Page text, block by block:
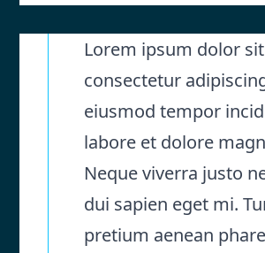
Lorem ipsum dolor
consectetur
eiusmod tempor
labore et dolore
Neque viverra justo
dui sapien eget mi.
pretium aenean